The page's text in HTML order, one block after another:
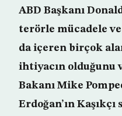
ABD Başkanı
terörle mücadele ve
da içeren birçok
ihtiyacın olduğunu
Bakanı Mike
Erdoğan’ın